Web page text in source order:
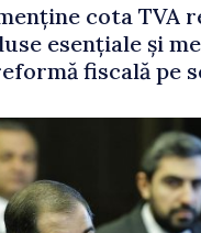
cota TVA
esențiale și
fiscală pe